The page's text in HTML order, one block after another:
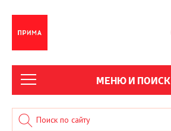
МЕНЮ И ПОИСК